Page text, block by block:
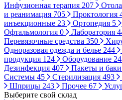
Инфузионная терапия 207
и реанимация 705 Проктология
инъекционные 23 Ортопедия 5
Офтальмология 0 Лаборатория
Перевязочные средства 350
Одноразовая одежда и белье 244
продукция 124 Оборудование
Дезинфекция 407 Пакеты и
Системы 45 Стерилизация 493
Шприцы 243 Прочее 67
Выберите свой склад